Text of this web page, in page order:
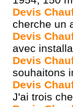
Devis
cherche un
Devis
avec
Devis
souhaitons
Devis
J'ai trois